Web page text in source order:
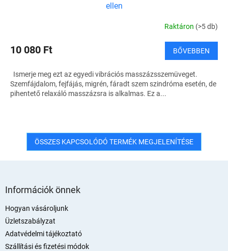
ellen
Raktáron (>5 db)
10 080 Ft BŐVEBBEN
Ismerje meg ezt az egyedi vibrációs masszázsszemüveget.
Szemfájdalom, fejfájás, migrén, fáradt szem szindróma esetén, de
pihentető relaxáló masszázsra is alkalmas. Ez a...
ÖSSZES KAPCSOLÓDÓ TERMÉK MEGJELENÍTÉSE
Információk önnek
Hogyan vásároljunk
Üzletszabályzat
Adatvédelmi tájékoztató
Szállítási és fizetési módok